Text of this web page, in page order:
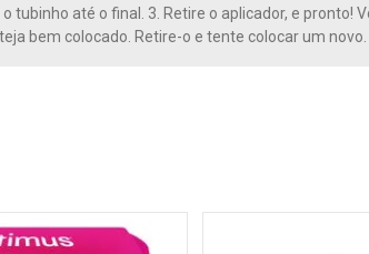
tubinho até o final. 3. Retire o aplicador, e pronto!
bem colocado. Retire-o e tente colocar um novo.